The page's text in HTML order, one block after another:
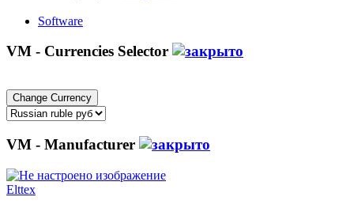
Software
VM - Currencies Selector
VM - Manufacturer
Elttex